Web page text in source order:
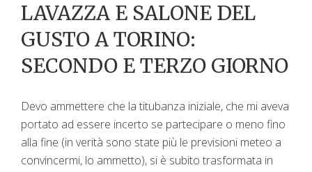
LAVAZZA E SALONE DEL
GUSTO A TORINO:
SECONDO E TERZO GIORNO
Devo ammettere che la titubanza iniziale, che mi aveva
portato ad essere incerto se partecipare o meno fino
alla fine (in verità sono state più le previsioni meteo a
convincermi, lo ammetto), si è subito trasformata in